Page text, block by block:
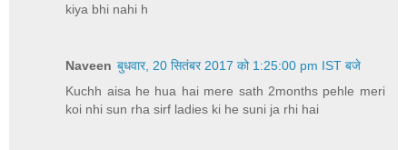
kiya bhi nahi h
Naveen बुधवार, 20 सितंबर 2017 को 1:25:00 pm IST बजे
Kuchh aisa he hua hai mere sath 2months pehle meri
koi nhi sun rha sirf ladies ki he suni ja rhi hai